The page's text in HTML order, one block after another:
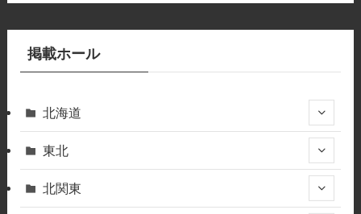
掲載ホール
北海道
東北
北関東